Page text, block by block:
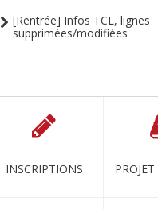
[Rentrée] Infos TCL, lignes
supprimées/modifiées
INSCRIPTIONS